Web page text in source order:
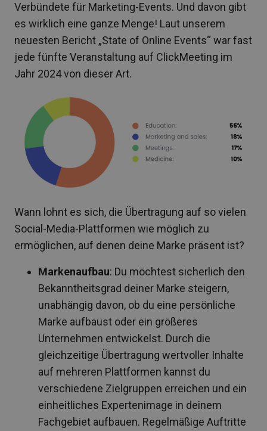
Verbündete für Marketing-Events. Und davon gibt
es wirklich eine ganze Menge! Laut unserem
neuesten Bericht „State of Online Events“ war fast
jede fünfte Veranstaltung auf ClickMeeting im
Jahr 2024 von dieser Art.
Wann lohnt es sich, die Übertragung auf so vielen
Social-Media-Plattformen wie möglich zu
ermöglichen, auf denen deine Marke präsent ist?
Markenaufbau: Du möchtest sicherlich den
Bekanntheitsgrad deiner Marke steigern,
unabhängig davon, ob du eine persönliche
Marke aufbaust oder ein größeres
Unternehmen entwickelst. Durch die
gleichzeitige Übertragung wertvoller Inhalte
auf mehreren Plattformen kannst du
verschiedene Zielgruppen erreichen und ein
einheitliches Expertenimage in deinem
Fachgebiet aufbauen. Regelmäßige Auftritte